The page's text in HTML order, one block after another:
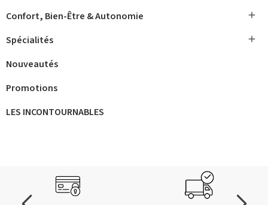
Confort, Bien-Être & Autonomie 
Spécialités 
Nouveautés
Promotions
LES INCONTOURNABLES